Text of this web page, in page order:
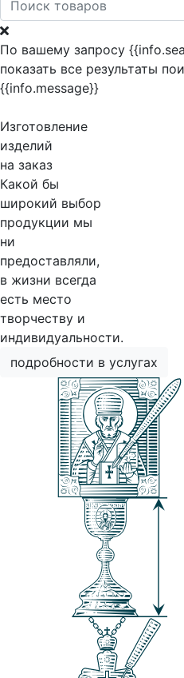
По вашему запросу
показать все результаты
{{info.message}}
Изготовление
изделий
на заказ
Какой бы
широкий выбор
продукции мы
ни
предоставляли,
в жизни всегда
есть место
творчеству и
индивидуальности.
подробности в услугах